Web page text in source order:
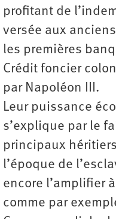
profitant de
versée aux
les premières
Crédit foncier
par Napoléon III.
Leur puissance
s’explique par le
principaux
l’époque de
encore l’amplifier
comme par